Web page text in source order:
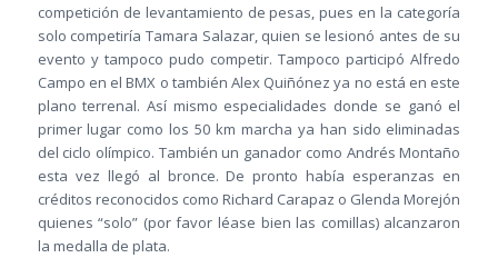
competición de levantamiento de pesas, pues en la categoría
solo competiría Tamara Salazar, quien se lesionó antes de su
evento y tampoco pudo competir. Tampoco participó Alfredo
Campo en el BMX o también Alex Quiñónez ya no está en este
plano terrenal. Así mismo especialidades donde se ganó el
primer lugar como los 50 km marcha ya han sido eliminadas
del ciclo olímpico. También un ganador como Andrés Montaño
esta vez llegó al bronce. De pronto había esperanzas en
créditos reconocidos como Richard Carapaz o Glenda Morejón
quienes “solo” (por favor léase bien las comillas) alcanzaron
la medalla de plata.